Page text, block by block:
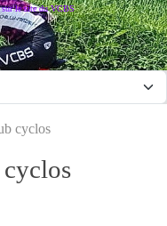
sur le site du VCBS
cyclos